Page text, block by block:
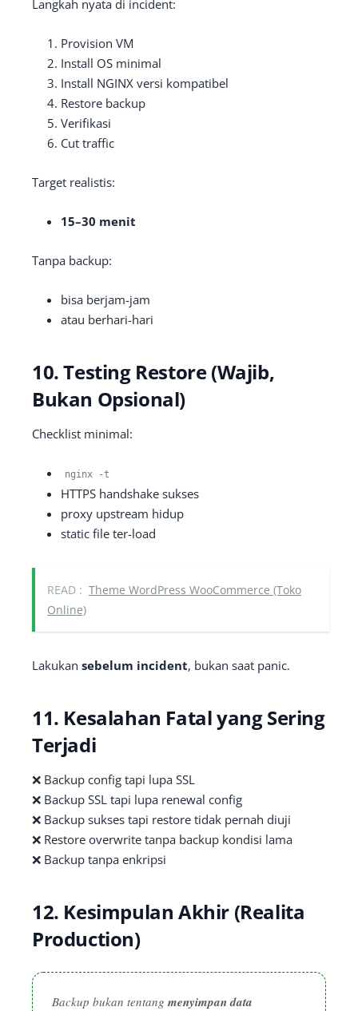
Langkah nyata di incident:
Provision VM
Install OS minimal
Install NGINX versi kompatibel
Restore backup
Verifikasi
Cut traffic
Target realistis:
15–30 menit
Tanpa backup:
bisa berjam-jam
atau berhari-hari
10. Testing Restore (Wajib,
Bukan Opsional)
Checklist minimal:
nginx -t
HTTPS handshake sukses
proxy upstream hidup
static file ter-load
READ : Theme WordPress WooCommerce (Toko
Online)
Lakukan sebelum incident, bukan saat panic.
11. Kesalahan Fatal yang Sering
Terjadi
❌ Backup config tapi lupa SSL
❌ Backup SSL tapi lupa renewal config
❌ Backup sukses tapi restore tidak pernah diuji
❌ Restore overwrite tanpa backup kondisi lama
❌ Backup tanpa enkripsi
12. Kesimpulan Akhir (Realita
Production)
Backup bukan tentang menyimpan data